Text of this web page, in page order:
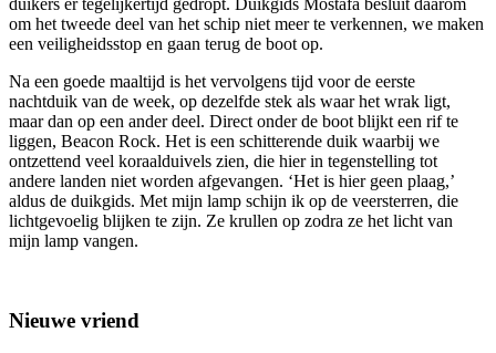
om het tweede deel van het schip niet meer te verkennen, we maken
een veiligheidsstop en gaan terug de boot op.
Na een goede maaltijd is het vervolgens tijd voor de eerste
nachtduik van de week, op dezelfde stek als waar het wrak ligt,
maar dan op een ander deel. Direct onder de boot blijkt een rif te
liggen, Beacon Rock. Het is een schitterende duik waarbij we
ontzettend veel koraalduivels zien, die hier in tegenstelling tot
andere landen niet worden afgevangen. ‘Het is hier geen plaag,’
aldus de duikgids. Met mijn lamp schijn ik op de veersterren, die
lichtgevoelig blijken te zijn. Ze krullen op zodra ze het licht van
mijn lamp vangen.
Nieuwe vriend